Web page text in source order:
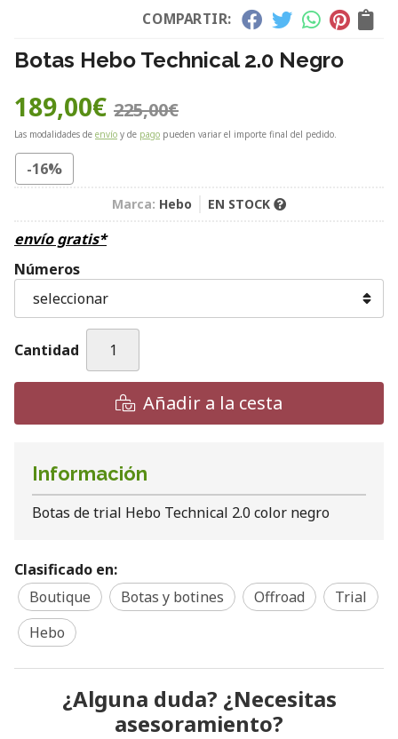
COMPARTIR:
Botas Hebo Technical 2.0 Negro
189,00€ 225,00€
Las modalidades de envío y de pago pueden variar el importe final del pedido.
-16%
Marca: Hebo EN STOCK
envío gratis*
Números
Cantidad
Añadir a la cesta
Información
Botas de trial Hebo Technical 2.0 color negro
Clasificado en:
Boutique
Botas y botines Offroad
Trial
Hebo
¿Alguna duda? ¿Necesitas
asesoramiento?